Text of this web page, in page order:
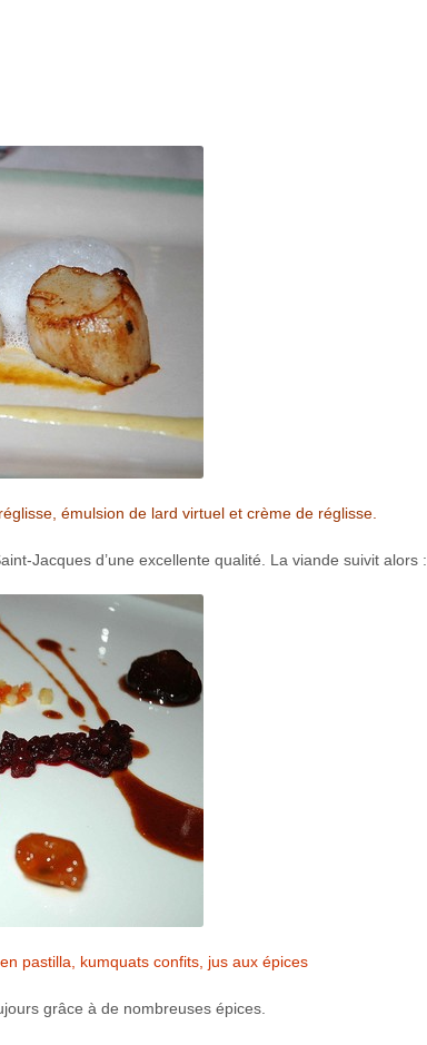
émulsion de lard virtuel et crème de réglisse.
Jacques d’une excellente qualité. La viande suivit alors :
pastilla, kumquats confits, jus aux épices
grâce à de nombreuses épices.